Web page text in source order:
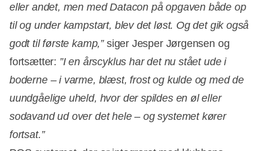
eller andet, men med Datacon på opgaven både op
til og under kampstart, blev det løst. Og det gik også
godt til første kamp,”siger Jesper Jørgensen og
fortsætter: ”I en årscyklus har det nu stået ude i
boderne – i varme, blæst, frost og kulde og med de
uundgåelige uheld, hvor der spildes en øl eller
sodavand ud over det hele – og systemet kører
fortsat.”